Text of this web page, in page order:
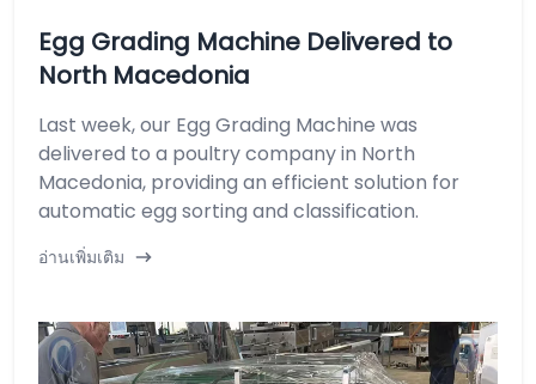
Egg Grading Machine Delivered to
North Macedonia
Last week, our Egg Grading Machine was
delivered to a poultry company in North
Macedonia, providing an efficient solution for
automatic egg sorting and classification.
อ่านเพิ่มเติม